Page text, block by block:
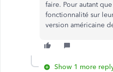
faire. Pour autant
fonctionnalité sur
version américaine
Show 1 more